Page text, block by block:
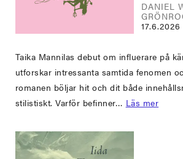
DANIEL
17.6.2026
Taika Mannilas debut om influerare på
utforskar intressanta samtida fenomen
romanen böljar hit och dit både
stilistiskt. Varför befinner… Läs mer